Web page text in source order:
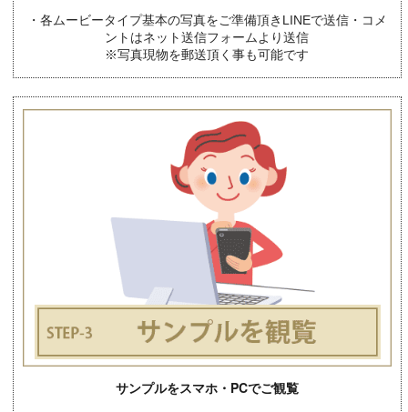
・各ムービータイプ基本の写真をご準備頂きLINEで送信・コメ
ントはネット送信フォームより送信
※写真現物を郵送頂く事も可能です
サンプルをスマホ・PCでご観覧